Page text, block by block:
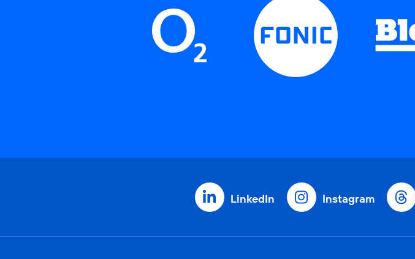
LinkedIn Instagram